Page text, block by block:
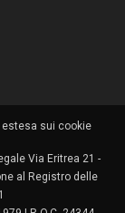
sui cookie
Via Eritrea 21 -
al Registro delle